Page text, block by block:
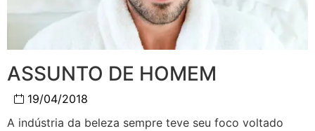
ASSUNTO DE HOMEM
19/04/2018
A indústria da beleza sempre teve seu foco voltado